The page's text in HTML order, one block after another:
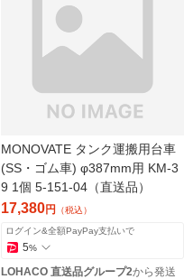
MONOVATE タンク運搬用台車
(SS・ゴム車) φ387mm用 KM-3
9 1個 5-151-04（直送品）
17,380円 （税込）
ログイン&全額PayPay支払いで
5%
LOHACO 直送品グループ2から発送